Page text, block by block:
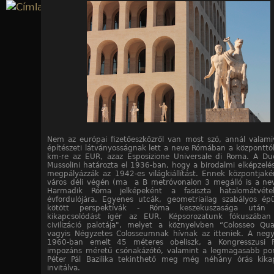
Jump to navigation
Nem az európai fizetőeszközről van most szó, annál
építészeti látványosságnak lett a neve Rómában a
km-re az EUR, azaz Esposizione Universale di Roma. A
Mussolini határozta el 1936-ban, hogy a birodalmi
megpályázzák az 1942-es világkiállítást. Ennek
város déli végén (ma a B metróvonalon 3 megálló is a
Harmadik Róma jelképeként a fasiszta
évfordulójára. Egyenes utcák, geometriailag szabályos
kötött perspektívák - Róma keszekuszasága után
kikapcsolódást ígér az EUR. Képsorozatunk
civilizáció palotája", melyet a köznyelvben “Colosseo
vagyis Négyzetes Colosseumnak hívnak az itteniek. A
1960-ban emelt 45 méteres obeliszk, a Kongresszusi
impozáns méretű csónakázótó, valamint a legmagasabb
Péter Pál Bazilika tekinthető meg még néhány órás
invitálva.
24/1. kép
24/2. kép
24/3. kép
24/4. kép
24/5. kép
24/6. kép
24/7. kép
24/8. kép
24/9. kép
24/10. kép
24/11. kép
24/12. kép
24/13. kép
24/14. kép
24/15. kép
24/16. kép
24/17. kép
24/18. kép
24/19. kép
24/20. kép
24/21. kép
24/22. kép
24/23. kép
24/24. kép